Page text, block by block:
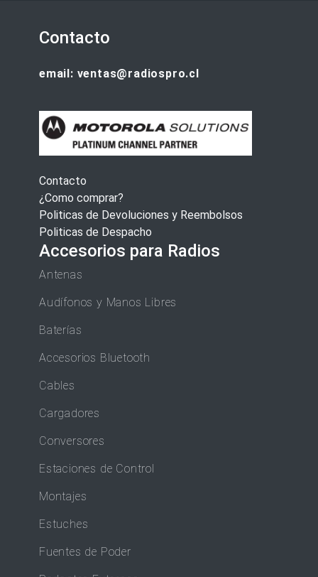
Contacto
email: ventas@radiospro.cl
Contacto
¿Como comprar?
Politicas de Devoluciones y Reembolsos
Politicas de Despacho
Accesorios para Radios
Antenas
Audífonos y Manos Libres
Baterías
Accesorios Bluetooth
Cables
Cargadores
Conversores
Estaciones de Control
Montajes
Estuches
Fuentes de Poder